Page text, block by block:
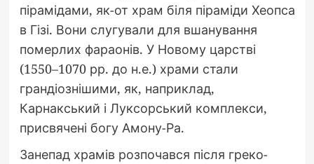
пірамідами, як-от храм біля піраміди Хеопса
в Гізі. Вони слугували для вшанування
померлих фараонів. У Новому царстві
(1550–1070 рр. до н.е.) храми стали
грандіознішими, як, наприклад,
Карнакський і Луксорський комплекси,
присвячені богу Амону-Ра.
Занепад храмів розпочався після греко-